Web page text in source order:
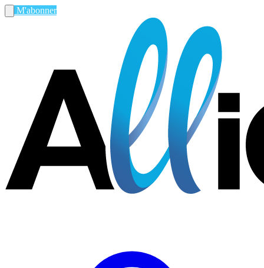
M'abonner